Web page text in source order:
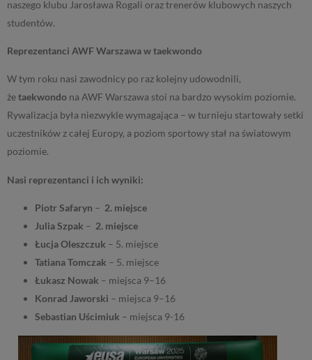
naszego klubu Jarosława Rogali oraz trenerów klubowych naszych
studentów.
Reprezentanci AWF Warszawa w taekwondo
W tym roku nasi zawodnicy po raz kolejny udowodnili,
żetaekwondo na AWF Warszawa stoi na bardzo wysokim poziomie.
Rywalizacja była niezwykle wymagająca – w turnieju startowały setki
uczestników z całej Europy, a poziom sportowy stał na światowym
poziomie.
Nasi reprezentanci i ich wyniki:
Piotr Safaryn – 2. miejsce
Julia Szpak – 2. miejsce
Łucja Oleszczuk – 5. miejsce
Tatiana Tomczak – 5. miejsce
Łukasz Nowak – miejsca 9–16
Konrad Jaworski – miejsca 9–16
Sebastian Uścimiuk – miejsca 9-16